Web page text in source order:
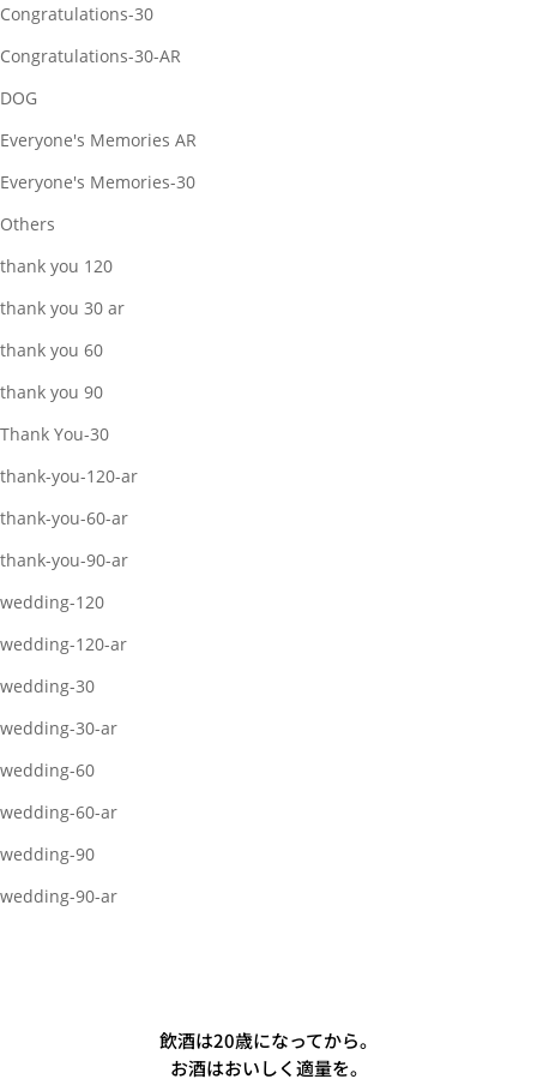
Congratulations-30
Congratulations-30-AR
DOG
Everyone's Memories AR
Everyone's Memories-30
Others
thank you 120
thank you 30 ar
thank you 60
thank you 90
Thank You-30
thank-you-120-ar
thank-you-60-ar
thank-you-90-ar
wedding-120
wedding-120-ar
wedding-30
wedding-30-ar
wedding-60
wedding-60-ar
wedding-90
wedding-90-ar
飲酒は20歳になってから。
お酒はおいしく適量を。